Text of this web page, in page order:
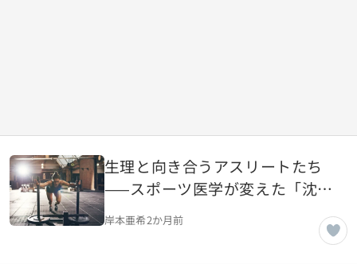
生理と向き合うアスリートたち
——スポーツ医学が変えた「沈黙
のタブー」
岸本亜希2か月前